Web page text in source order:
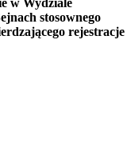
stosownego
rejestracje